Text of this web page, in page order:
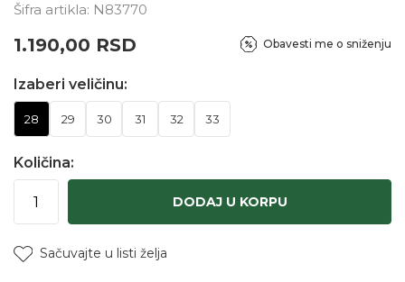
Šifra artikla: N83770
1.190,00 RSD Obavesti me o sniženju
Izaberi veličinu:
28 29 30 31 32 33
Količina:
DODAJ U KORPU
Sačuvajte u listi želja